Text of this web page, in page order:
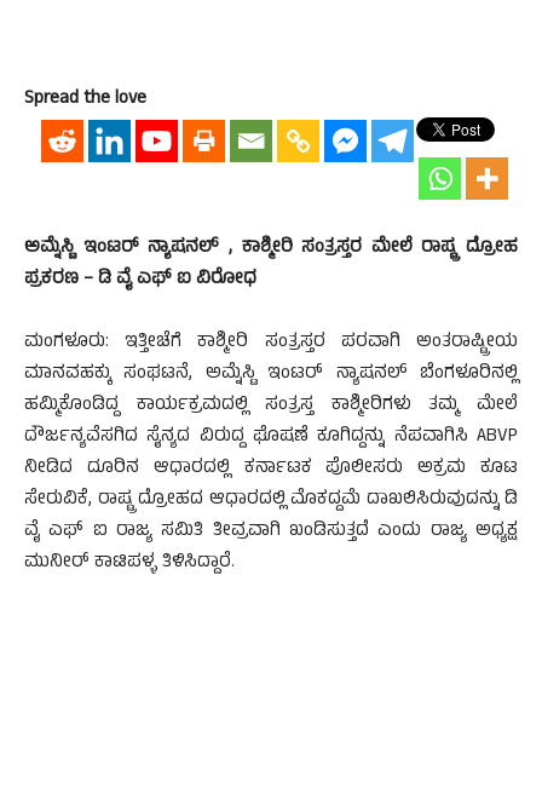
Spread the love
ಅಮ್ನೆಸ್ಟಿ ಇಂಟರ್ ನ್ಯಾಷನಲ್ , ಕಾಶ್ಮೀರಿ ಸಂತ್ರಸ್ತರ ಮೇಲೆ ರಾಷ್ಟ್ರ ದ್ರೋಹ
ಪ್ರಕರಣ – ಡಿ ವೈ ಎಫ್ ಐ ವಿರೋಧ
ಮಂಗಳೂರು: ಇತ್ತೀಚೆಗೆ ಕಾಶ್ಮೀರಿ ಸಂತ್ರಸ್ತರ ಪರವಾಗಿ ಅಂತರಾಷ್ಟ್ರೀಯ
ಮಾನವಹಕ್ಕು ಸಂಘಟನೆ, ಅಮ್ನೆಸ್ಟಿ ಇಂಟರ್ ನ್ಯಾಷನಲ್ ಬೆಂಗಳೂರಿನಲ್ಲಿ
ಹಮ್ಮಿಕೊಂಡಿದ್ದ ಕಾರ್ಯಕ್ರಮದಲ್ಲಿ ಸಂತ್ರಸ್ತ ಕಾಶ್ಮೀರಿಗಳು ತಮ್ಮ ಮೇಲೆ
ದೌರ್ಜನ್ಯವೆಸಗಿದ ಸೈನ್ಯದ ವಿರುದ್ದ ಘೊಷಣೆ ಕೂಗಿದ್ದನ್ನು ನೆಪವಾಗಿಸಿ ABVP
ನೀಡಿದ ದೂರಿನ ಆಧಾರದಲ್ಲಿ ಕರ್ನಾಟಕ ಪೊಲೀಸರು ಅಕ್ರಮ ಕೂಟ
ಸೇರುವಿಕೆ, ರಾಷ್ಟ್ರ ದ್ರೋಹದ ಆಧಾರದಲ್ಲಿ ಮೊಕದ್ದಮೆ ದಾಖಲಿಸಿರುವುದನ್ನು ಡಿ
ವೈ ಎಫ್ ಐ ರಾಜ್ಯ ಸಮಿತಿ ತೀವ್ರವಾಗಿ ಖಂಡಿಸುತ್ತದೆ ಎಂದು ರಾಜ್ಯ ಅಧ್ಯಕ್ಷ
ಮುನೀರ್ ಕಾಟಿಪಳ್ಳ ತಿಳಿಸಿದ್ದಾರೆ.